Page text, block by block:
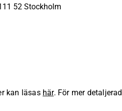
52 Stockholm
kan läsas här. För mer